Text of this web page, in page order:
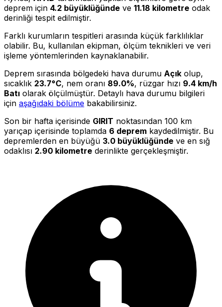
deprem için 4.2 büyüklüğünde ve 11.18 kilometre odak
derinliği tespit edilmiştir.
Farklı kurumların tespitleri arasında küçük farklılıklar
olabilir. Bu, kullanılan ekipman, ölçüm teknikleri ve veri
işleme yöntemlerinden kaynaklanabilir.
Deprem sırasında bölgedeki hava durumu Açık olup,
sıcaklık 23.7°C, nem oranı 89.0%, rüzgar hızı 9.4 km/h
Batı olarak ölçülmüştür. Detaylı hava durumu bilgileri
için aşağıdaki bölüme bakabilirsiniz.
Son bir hafta içerisinde GIRIT noktasından 100 km
yarıçap içerisinde toplamda 6 deprem kaydedilmiştir. Bu
depremlerden en büyüğü 3.0 büyüklüğünde ve en sığ
odaklısı 2.90 kilometre derinlikte gerçekleşmiştir.